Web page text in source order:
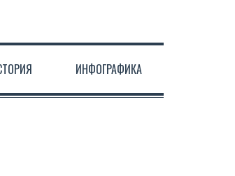
ИНФОГРАФИКА